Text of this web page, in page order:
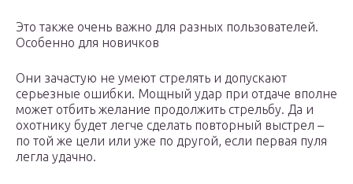
Это также очень важно для разных пользователей.
Особенно для новичков
Они зачастую не умеют стрелять и допускают
серьезные ошибки. Мощный удар при отдаче вполне
может отбить желание продолжить стрельбу. Да и
охотнику будет легче сделать повторный выстрел –
по той же цели или уже по другой, если первая пуля
легла удачно.